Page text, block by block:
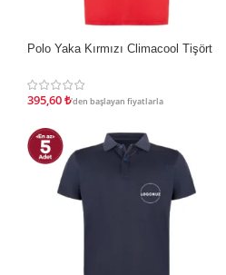
İNDIRIM
Polo Yaka Kırmızı Climacool Tişört
395,60₺'den başlayan fiyatlarla